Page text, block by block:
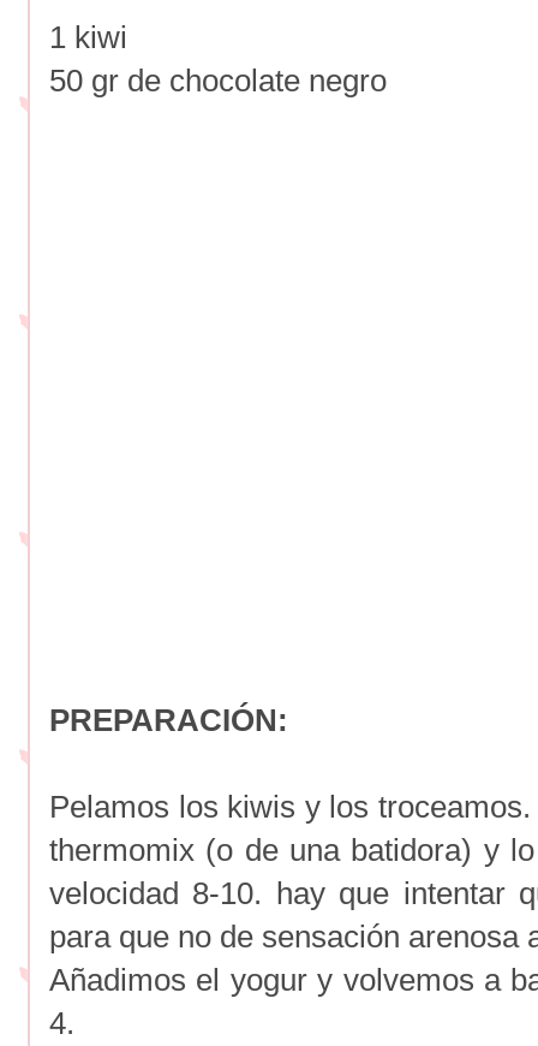
1 kiwi
50 gr de chocolate negro
PREPARACIÓN:
Pelamos los kiwis y los
thermomix (o de una batidora) y
velocidad 8-10. hay que intentar
para que no de sensación arenosa
Añadimos el yogur y volvemos a
4.